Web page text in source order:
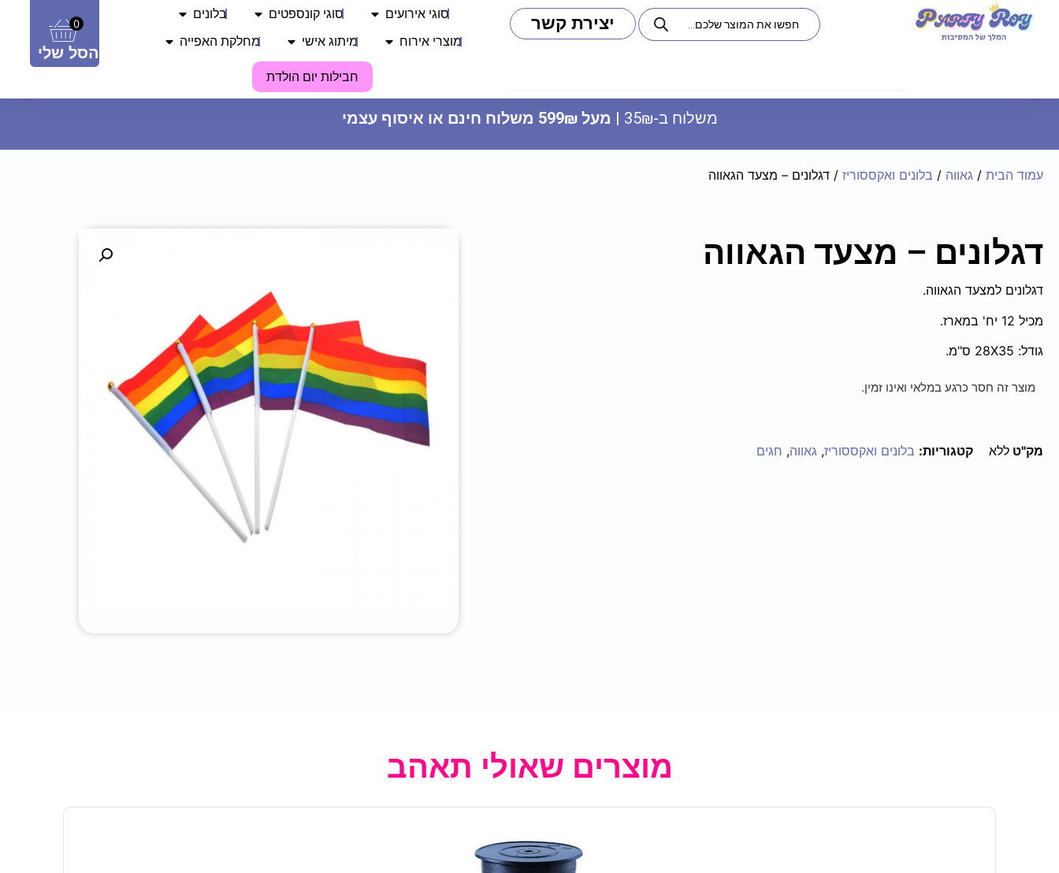
נייר עיתון דוחה שומן - נקודות
0
הסל שלי
יצירת קשר סוגי אירועים סוגי קונספטים בלונים
מוצרי אירוח מיתוג אישי מחלקת האפייה
חבילות יום הולדת
משלוח ב-35₪ | מעל 599₪ משלוח חינם או איסוף עצמי
עמוד הבית / גאווה / בלונים ואקססוריז / דגלונים – מצעד הגאווה
דגלונים – מצעד הגאווה
דגלונים למצעד הגאווה.
מכיל 12 יח' במארז.
גודל: 28X35 ס"מ.
מוצר זה חסר כרגע במלאי ואינו זמין.
מק"ט ללא קטגוריות: בלונים ואקססוריז, גאווה, חגים
מוצרים שאולי תאהב